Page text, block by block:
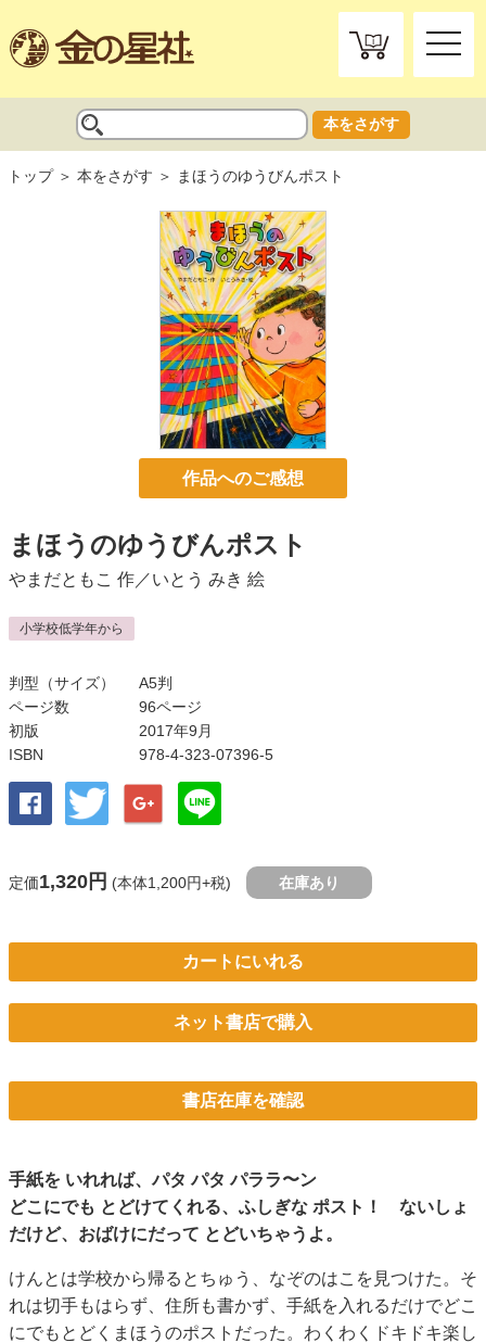
toggle
本をさがす
トップ 本をさがす まほうのゆうびんポスト
作品へのご感想
まほうのゆうびんポスト
やまだともこ 作／いとう みき 絵
小学校低学年から
判型（サイズ）
A5判
ページ数
96ページ
初版
2017年9月
ISBN
978-4-323-07396-5
定価1,320円 (本体1,200円+税) 在庫あり
カートにいれる
ネット書店で購入
書店在庫を確認
手紙を いれれば、パタ パタ パララ〜ン
どこにでも とどけてくれる、ふしぎな ポスト！ ないしょ
だけど、おばけにだって とどいちゃうよ。
けんとは学校から帰るとちゅう、なぞのはこを見つけた。そ
れは切手もはらず、住所も書かず、手紙を入れるだけでどこ
にでもとどくまほうのポストだった。わくわくドキドキ楽し